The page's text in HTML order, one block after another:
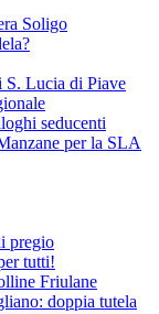
Soligo
S. Lucia di Piave
seducenti
per la SLA
pregio
tutti!
Friulane
doppia tutela